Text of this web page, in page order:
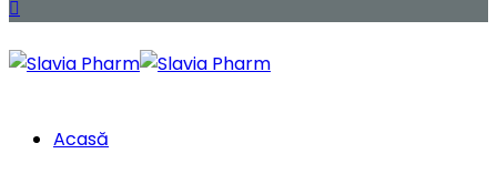
Acasă